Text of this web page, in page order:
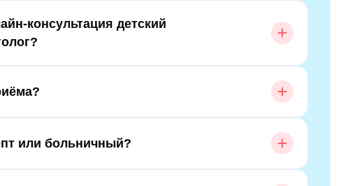
консультация детский
или больничный?